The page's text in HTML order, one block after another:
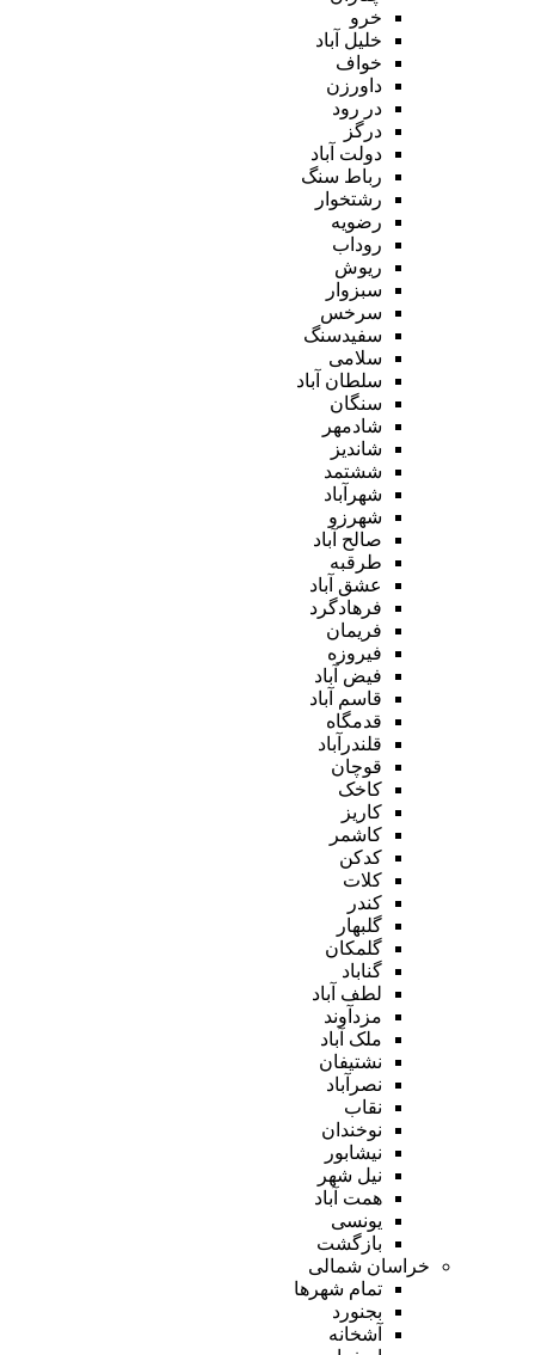
خرو
خلیل آباد
خواف
داورزن
در رود
درگز
دولت آباد
رباط سنگ
رشتخوار
رضویه
روداب
ریوش
سبزوار
سرخس
سفیدسنگ
سلامی
سلطان آباد
سنگان
شادمهر
شاندیز
ششتمد
شهرآباد
شهرزو
صالح آباد
طرقبه
عشق آباد
فرهادگرد
فریمان
فیروزه
فیض آباد
قاسم آباد
قدمگاه
قلندرآباد
قوچان
کاخک
کاریز
کاشمر
کدکن
کلات
کندر
گلبهار
گلمکان
گناباد
لطف آباد
مزدآوند
ملک آباد
نشتیفان
نصرآباد
نقاب
نوخندان
نیشابور
نیل شهر
همت آباد
یونسی
بازگشت
خراسان شمالی
تمام شهر‌ها
بجنورد
آشخانه